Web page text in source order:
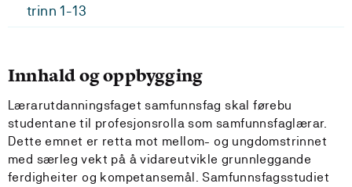
trinn 1-13
Innhald og oppbygging
Lærarutdanningsfaget samfunnsfag skal førebu
studentane til profesjonsrolla som samfunnsfaglærar.
Dette emnet er retta mot mellom- og ungdomstrinnet
med særleg vekt på å vidareutvikle grunnleggande
ferdigheiter og kompetansemål. Samfunnsfagsstudiet